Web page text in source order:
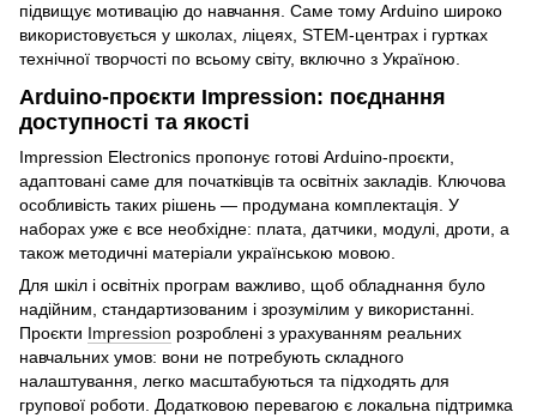
підвищує мотивацію до навчання. Саме тому Arduino широко
використовується у школах, ліцеях, STEM-центрах і гуртках
технічної творчості по всьому світу, включно з Україною.
Arduino-проєкти Impression: поєднання
доступності та якості
Impression Electronics пропонує готові Arduino-проєкти,
адаптовані саме для початківців та освітніх закладів. Ключова
особливість таких рішень — продумана комплектація. У
наборах уже є все необхідне: плата, датчики, модулі, дроти, а
також методичні матеріали українською мовою.
Для шкіл і освітніх програм важливо, щоб обладнання було
надійним, стандартизованим і зрозумілим у використанні.
Проєкти Impression розроблені з урахуванням реальних
навчальних умов: вони не потребують складного
налаштування, легко масштабуються та підходять для
групової роботи. Додатковою перевагою є локальна підтримка